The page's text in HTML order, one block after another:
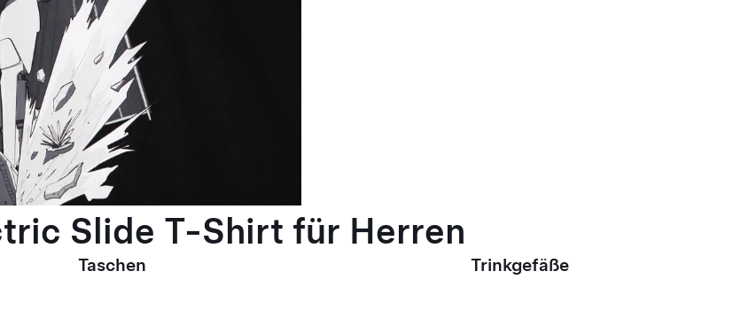
Slide T-Shirt für Herren
Taschen Trinkgefäße